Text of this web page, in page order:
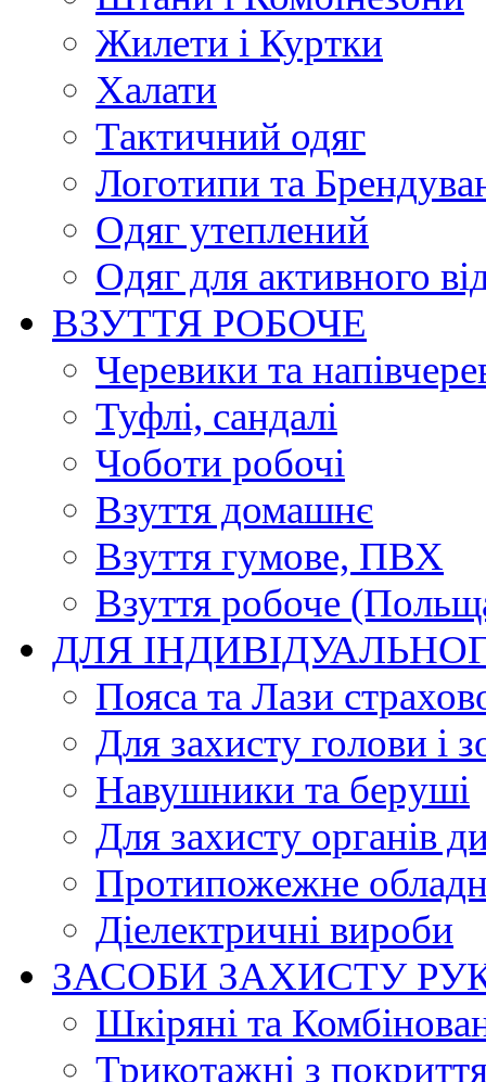
Жилети і Куртки
Халати
Тактичний одяг
Логотипи та
Одяг утеплений
Одяг для активного
ВЗУТТЯ РОБОЧЕ
Черевики та
Туфлі, сандалі
Чоботи робочі
Взуття домашнє
Взуття гумове, ПВХ
Взуття робоче
ДЛЯ
Пояса та Лази
Для захисту голови і
Навушники та беруші
Для захисту органів
Протипожежне
Діелектричні вироби
ЗАСОБИ ЗАХИСТУ
Шкіряні та
Трикотажні з